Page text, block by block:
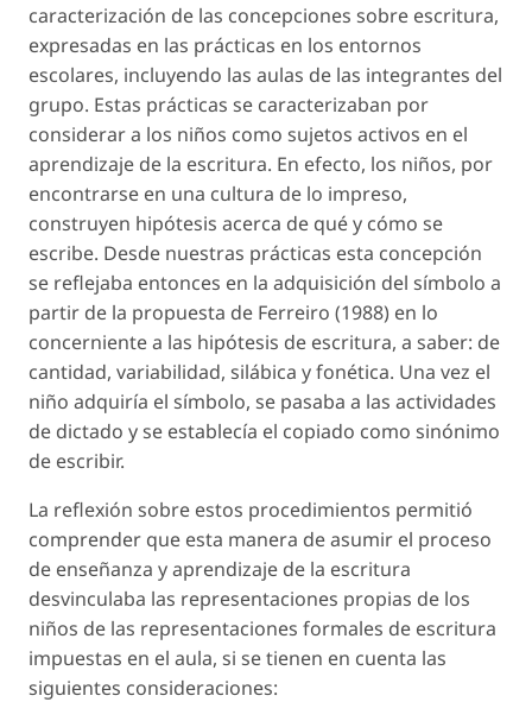
caracterización de las concepciones sobre escritura,
expresadas en las prácticas en los entornos
escolares, incluyendo las aulas de las integrantes del
grupo. Estas prácticas se caracterizaban por
considerar a los niños como sujetos activos en el
aprendizaje de la escritura. En efecto, los niños, por
encontrarse en una cultura de lo impreso,
construyen hipótesis acerca de qué y cómo se
escribe. Desde nuestras prácticas esta concepción
se reflejaba entonces en la adquisición del símbolo a
partir de la propuesta de Ferreiro (1988) en lo
concerniente a las hipótesis de escritura, a saber: de
cantidad, variabilidad, silábica y fonética. Una vez el
niño adquiría el símbolo, se pasaba a las actividades
de dictado y se establecía el copiado como sinónimo
de escribir.
La reflexión sobre estos procedimientos permitió
comprender que esta manera de asumir el proceso
de enseñanza y aprendizaje de la escritura
desvinculaba las representaciones propias de los
niños de las representaciones formales de escritura
impuestas en el aula, si se tienen en cuenta las
siguientes consideraciones: